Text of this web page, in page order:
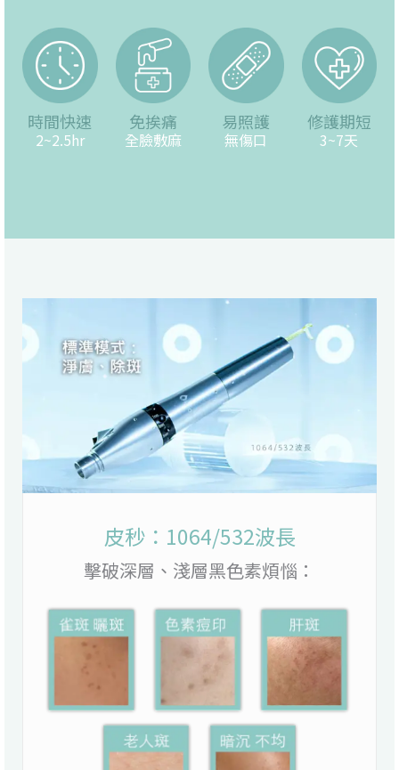
時間快速
2~2.5hr
免挨痛
全臉敷麻
易照護
無傷口
修護期短
3~7天
皮秒：1064/532波長
擊破深層、淺層黑色素煩惱：